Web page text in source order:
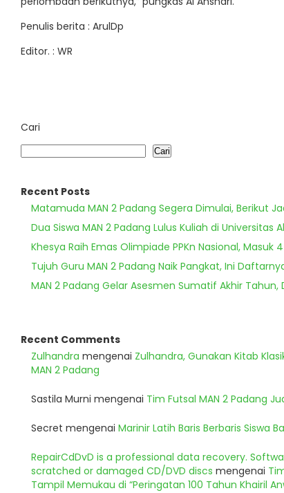
Penulis berita : ArulDp
Editor. : WR
Cari
Cari
Recent Posts
Matamuda MAN 2 Padang Segera Dimulai, Berikut
Dua Siswa MAN 2 Padang Lulus Kuliah di Universitas
Khesya Raih Emas Olimpiade PPKn Nasional, Masuk
Tujuh Guru MAN 2 Padang Naik Pangkat, Ini
MAN 2 Padang Gelar Asesmen Sumatif Akhir Tahun,
Recent Comments
Zulhandra mengenai Zulhandra, Gunakan Kitab
MAN 2 Padang
Sastila Murni mengenai Tim Futsal MAN 2 Padang
Secret mengenai Marinir Latih Baris Berbaris Siswa
RepairCdDvD is a professional data recovery.
scratched or damaged CD/DVD discs mengenai
Tampil Memukau di “Peringatan 100 Tahun Khairil